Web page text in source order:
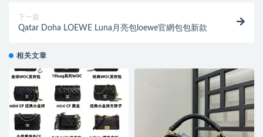
下一篇
Qatar Doha LOEWE Luna月亮包loewe官網包包新款
相关文章